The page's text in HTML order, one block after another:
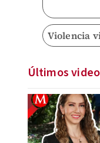
Violencia
Últimos